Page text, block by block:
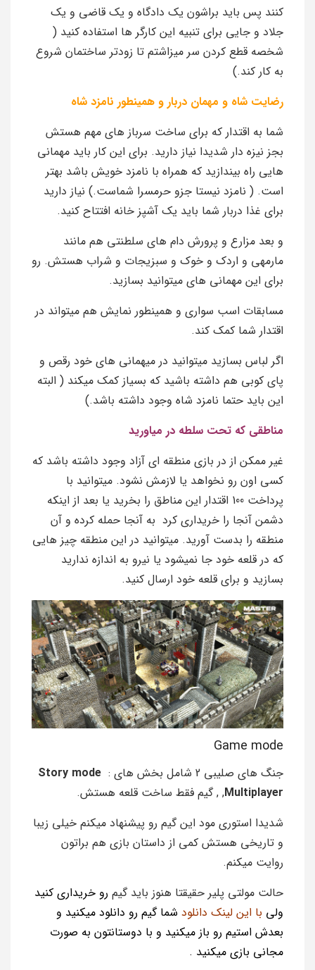
کنند پس باید براشون یک دادگاه و یک قاضی و یک
جلاد و جایی برای تنبیه این کارگر ها استفاده کنید (
شخصه قطع کردن سر میزاشتم تا زودتر ساختمان شروع
به کار کند.)
رضایت شاه و مهمان دربار و همینطور نامزد شاه
شما به اقتدار که برای ساخت سرباز های مهم هستش
بجز نیزه دار شدیدا نیاز دارید. برای این کار باید مهمانی
هایی راه بیندازید که همراه با نامزد خویش باشد بهتر
است. ( نامزد نیستا جزو حرمسرا شماست.) نیاز دارید
برای غذا دربار شما باید یک آشپز خانه افتتاح کنید.
و بعد مزارع و پرورش دام های سلطنتی هم مانند
مارمهی و اردک و خوک و سبزیجات و شراب هستش. رو
برای این مهمانی های میتوانید بسازید.
مسابقات اسب سواری و همینطور نمایش هم میتواند در
اقتدار شما کمک کند.
اگر لباس بسازید میتوانید در میهمانی های خود رقص و
پای کوبی هم داشته باشید که بسیاز کمک میکند ( البته
این باید حتما نامزد شاه وجود داشته باشد.)
مناطقی که تحت سلطه در میاورید
غیر ممکن از در بازی منطقه ای آزاد وجود داشته باشد که
کسی اون رو نخواهد یا لازمش نشود. میتوانید با
پرداخت 100 اقتدار این مناطق را بخرید یا بعد از اینکه
دشمن آنجا را خریداری کرد به آنجا حمله کرده و آن
منطقه را بدست آورید. میتوانید در این منطقه چیز هایی
که در قلعه خود جا نمیشود یا نیرو به اندازه ندارید
بسازید و برای قلعه خود ارسال کنید.
Game mode
جنگ های صلیبی 2 شامل بخش های :
Story mode
,Multiplayer , گیم فقط ساخت قلعه هستش.
شدیدا استوری مود این گیم رو پیشنهاد میکنم خیلی زیبا
و تاریخی هستش کمی از داستان بازی هم براتون
روایت میکنم.
حالت مولتی پلیر حقیقتا هنوز باید گیم رو خریداری کنید
ولی با این لینک دانلود شما گیم رو دانلود میکنید و
بعدش استیم رو باز میکنید و با دوستانتون به صورت
مجانی بازی میکنید .